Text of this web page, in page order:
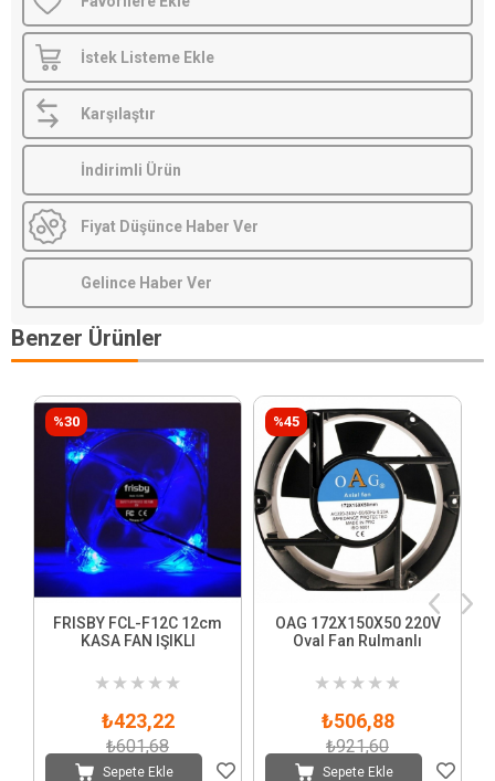
İstek Listeme Ekle
Karşılaştır
İndirimli Ürün
Fiyat Düşünce Haber Ver
Gelince Haber Ver
Benzer Ürünler
FRISBY FCL-F12C 12cm
KASA FAN IŞIKLI
★ ★ ★ ★ ★
₺423,22
₺601,68
Sepete Ekle
%30
OAG 172X150X50 220V
Oval Fan Rulmanlı
★ ★ ★ ★ ★
₺506,88
₺921,60
Sepete Ekle
%45